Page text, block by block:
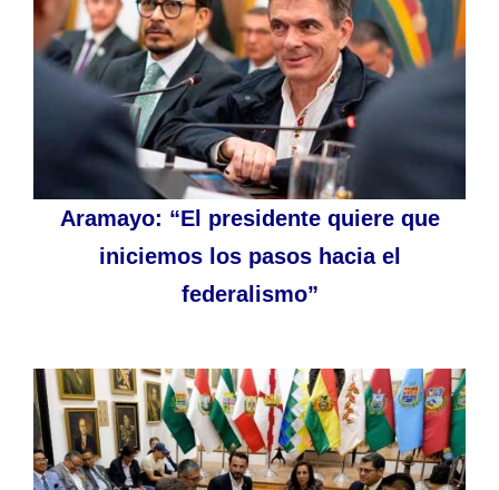
Aramayo: “El presidente quiere que
iniciemos los pasos hacia el
federalismo”